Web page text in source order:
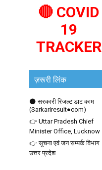
🔴 COVID
19
TRACKER
ज़रूरी लिंक
🌑 सरकारी रिजल्ट डाट काम
(Sarkariresult●com)
👉 Uttar Pradesh Chief
Minister Office, Lucknow
👉 सूचना एवं जन सम्पर्क विभाग
उत्तर प्रदेश